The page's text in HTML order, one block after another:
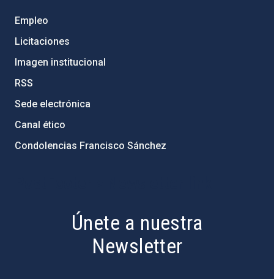
Empleo
Licitaciones
Imagen institucional
RSS
Sede electrónica
Canal ético
Condolencias Francisco Sánchez
Únete a nuestra
Newsletter